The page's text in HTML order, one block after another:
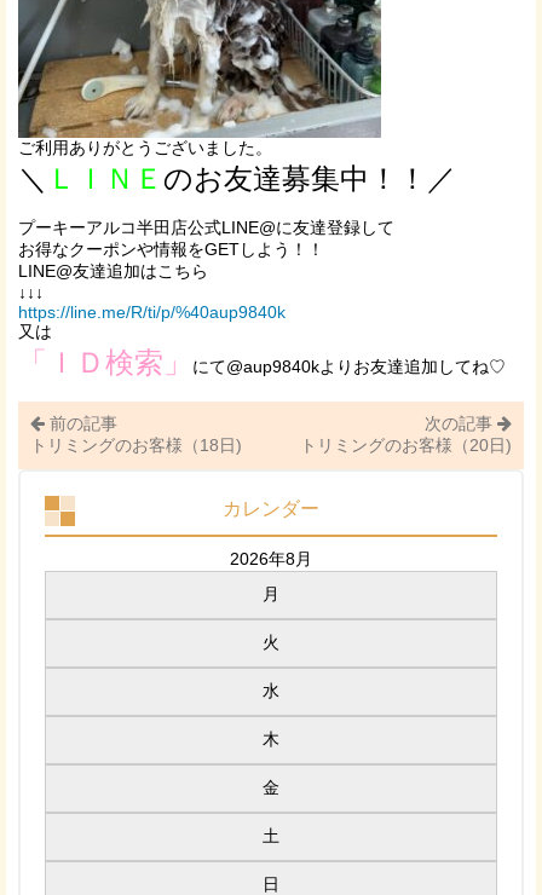
ご利用ありがとうございました。
＼ ＬＩＮＥ のお友達募集中！！／
プーキーアルコ半田店公式LINE@に友達登録して
お得なクーポンや情報をGETしよう！！
LINE@友達追加はこちら
↓↓↓
https://line.me/R/ti/p/%40aup9840k
又は
「ＩＤ検索」 にて@aup9840kよりお友達追加してね♡
前の記事
トリミングのお客様（18日)
次の記事
トリミングのお客様（20日)
カレンダー
2026年8月
月
火
水
木
金
土
日